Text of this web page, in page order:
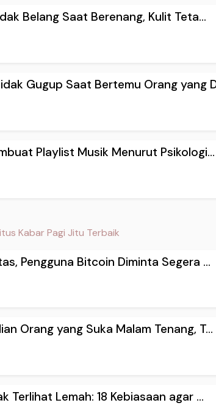
Belang Saat Berenang, Kulit Teta...
Gugup Saat Bertemu Orang yang
Playlist Musik Menurut Psikologi...
Kabar Pagi Jitu Terbaik
Pengguna Bitcoin Diminta Segera ...
Orang yang Suka Malam Tenang, T...
Terlihat Lemah: 18 Kebiasaan agar ...